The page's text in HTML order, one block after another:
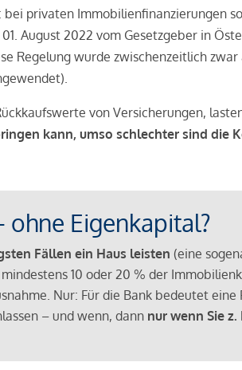
bei privaten Immobilienfinanzierungen
August 2022 vom Gesetzgeber in
Regelung wurde zwischenzeitlich
von Versicherungen,
kann, umso schlechter sind die
ohne Eigenkapital?
Fällen ein Haus leisten (eine
10 oder 20 % der
Nur: Für die Bank bedeutet
– und wenn, dann nur wenn Sie